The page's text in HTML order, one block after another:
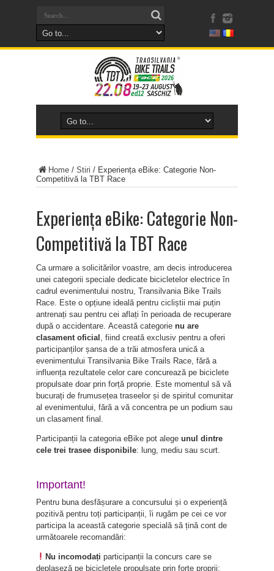
Home / Stiri / Experiența eBike: Categorie Non-
Competitivă la TBT Race
Experiența eBike: Categorie Non-
Competitivă la TBT Race
Ca urmare a solicitărilor voastre, am decis introducerea
unei categorii speciale dedicate bicicletelor electrice în
cadrul evenimentului nostru, Transilvania Bike Trails
Race. Este o opțiune ideală pentru cicliștii mai puțin
antrenați sau pentru cei aflați în perioada de recuperare
după o accidentare. Această categorie nu are
clasament oficial , fiind creată exclusiv pentru a oferi
participanților șansa de a trăi atmosfera unică a
evenimentului Transilvania Bike Trails Race, fără a
influența rezultatele celor care concurează pe biciclete
propulsate doar prin forță proprie. Este momentul să vă
bucurați de frumusețea traseelor și de spiritul comunitar
al evenimentului, fără a vă concentra pe un podium sau
un clasament final.
Participanții la categoria eBike pot alege unul dintre
cele trei trasee disponibile: lung, mediu sau scurt.
Important!
Pentru buna desfășurare a concursului și o experiență
pozitivă pentru toți participanții, îi rugăm pe cei ce vor
participa la această categorie specială să țină cont de
următoarele recomandări:
Nu incomodați participanții la concurs care se
deplaseză pe bicicletele propulsate prin forțe proprii;